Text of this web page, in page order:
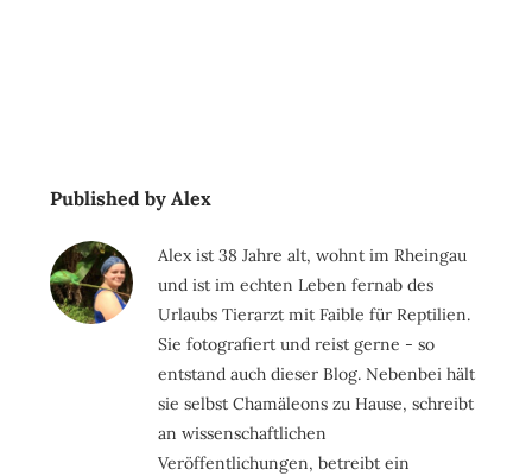
Published by Alex
Alex ist 38 Jahre alt, wohnt im Rheingau
und ist im echten Leben fernab des
Urlaubs Tierarzt mit Faible für Reptilien.
Sie fotografiert und reist gerne - so
entstand auch dieser Blog. Nebenbei hält
sie selbst Chamäleons zu Hause, schreibt
an wissenschaftlichen
Veröffentlichungen, betreibt ein